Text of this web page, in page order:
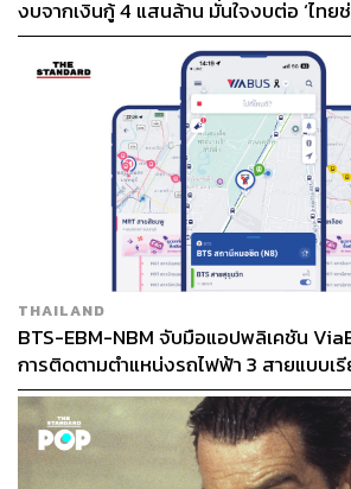
งบจากเงินกู้ 4 แสนล้าน มั่นใจงบต่อ ‘ไทย
เฟส 2 มีเพียงพอ
THAILAND
BTS-EBM-NBM จับมือแอปพลิเคชัน
การติดตามตำแหน่งรถไฟฟ้า 3 สายแบบเ